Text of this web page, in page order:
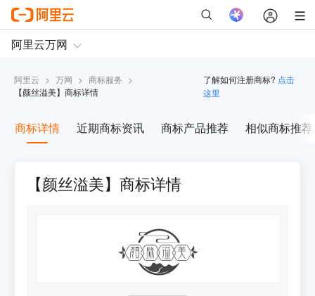
阿里云 > 万网 > 商标服务 >
【颜丝溢美】商标详情
了解如何注册商标? 点击
这里
商标详情 近期商标资讯 商标产品推荐 相似商标推荐
【颜丝溢美】商标详情